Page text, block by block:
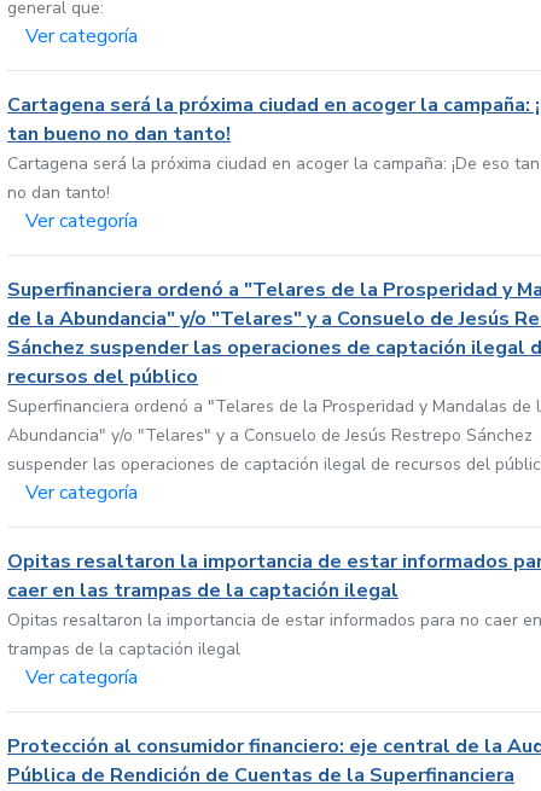
general que:
Ver categoría
Cartagena será la próxima ciudad en acoger la campaña:
tan bueno no dan tanto!
Cartagena será la próxima ciudad en acoger la campaña: ¡De eso
no dan tanto!
Ver categoría
Superfinanciera ordenó a "Telares de la Prosperidad y
de la Abundancia" y/o "Telares" y a Consuelo de Jesús
Sánchez suspender las operaciones de captación ilegal
recursos del público
Superfinanciera ordenó a "Telares de la Prosperidad y Mandalas de
Abundancia" y/o "Telares" y a Consuelo de Jesús Restrepo Sánchez
suspender las operaciones de captación ilegal de recursos del
Ver categoría
Opitas resaltaron la importancia de estar informados
caer en las trampas de la captación ilegal
Opitas resaltaron la importancia de estar informados para no caer
trampas de la captación ilegal
Ver categoría
Protección al consumidor financiero: eje central de la
Pública de Rendición de Cuentas de la Superfinanciera